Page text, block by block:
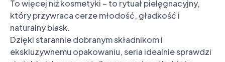
To więcej niż kosmetyki – to rytuał pielęgnacyjny,
który przywraca cerze młodość, gładkość i
naturalny blask.
Dzięki starannie dobranym składnikom i
ekskluzywnemu opakowaniu, seria idealnie sprawdzi